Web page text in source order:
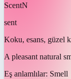
ScentN
sent
Koku, esans, güzel
A pleasant natural
Eş anlamlılar: Smell